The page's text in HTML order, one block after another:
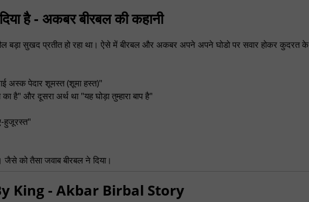
है - अकबर बीरबल की कहानी
बड़ा सुखद प्रतीत हो रहा था। ऐसे में बीरबल और अकबर अपने अपने घोडो पर सवार होकर कुदरत के
अस्क पेदार शूमस्त (शूमा हस्त)"
है" और दूसरा अर्थ था "यह घोड़ा तुम्हारा बाप है"
हुजूरस्त"
को तैसा जवाब बीरबल ने दिया।
King - Akbar Birbal Story